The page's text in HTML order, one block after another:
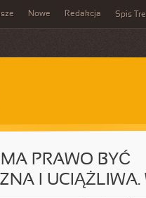
Nowe Redakcja Spis
PRAWO BYĆ
I UCIĄŻLIWA.